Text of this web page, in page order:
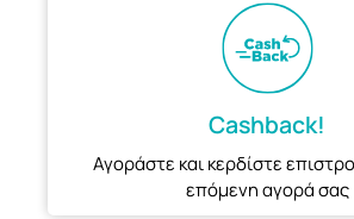
Cashback!
Αγοράστε και κερδίστε
επόμενη αγορά σας